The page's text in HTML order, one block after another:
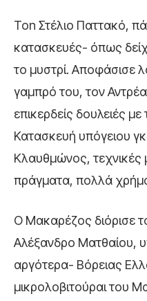
Τοn Στέλιο Παττακό,
κατασκευές- όπως
το μυστρί. Αποφάσισε
γαμπρό του, τον
επικερδείς δουλειές
Κατασκευή υπόγειου
Κλαυθμώνος, τεχνικές
πράγματα, πολλά
Ο Μακαρέζος διόρισε
Αλέξανδρο Ματθαίου,
αργότερα- Βόρειας
μικρολοβιτούραι του